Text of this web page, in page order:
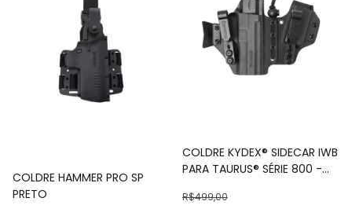
COLDRE HAMMER PRO SP
PRETO
COLDRE KYDEX® SIDECAR IWB
PARA TAURUS® SÉRIE 800 -
R$499,00